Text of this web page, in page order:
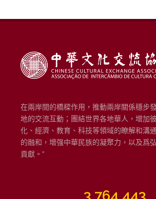
在兩岸間的橋樑作用，推動兩岸關係穩步
地的交流互動；團結世界各地華人，增加
化、經濟、教育、科技等領域的瞭解和溝
的融和，增强中華民族的凝聚力，以及爲
貢獻。”